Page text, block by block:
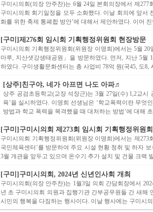
구미시의회(의장 안주찬)는 6월 24일 본회의장에서 제
구미시의회 회기일정을 모두 소화했다. 이날 회의에 앞서
화를 위한 축제 통폐합 방안’에 대해서 제안하였다. 이어
[구미]제276회 임시회 기획행정위원회 현장방문
구미시의회 기획행정위원회(위원장 이명희)에서는 5월
마루, 지산샛강생태공원」을 방문하였다. 먼저, 지난 5월
하였다. 구미생활문화센터는 총 사업비 78억 원(국45, 도8,
[상주]친구야, 네가 아프면 나도 아파♬
상주 공검초등학교(교장 석장근)는 3월 27일(수) 1,2교
육’을 실시하였다. 이명희 선생님은 ‘학교폭력이란 무
방법과 학교 폭력을 목격했을 때 대처하는 방법’에 대해
[구미]구미시의회 제273회 임시회 기획행정위원
구미시의회 기획행정위원회(위원장 이명희)에서는 제
국민체육센터’를 방문하여 주요 시설 현황 청취 및 하자
3월 개관을 앞두고 있으며 온수기 추가 설치 및 건물 크랙
[구미]구미시의회, 2024년 신년인사회 개최
구미시의회(의장 안주찬)는 1월3일 의회 간담회장에서
년 초 구미시의회 의원과 집행기관 간부공무원들 간 새해
시민의 행복을 다짐하는 행사이다. 이날 행사에는 구미시